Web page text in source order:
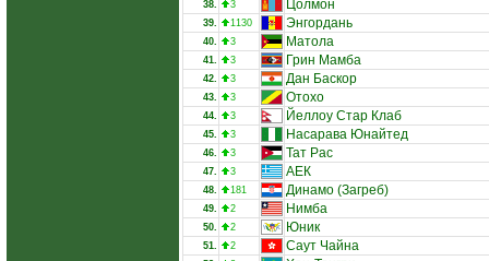
38. 3 Цолмон
39. 1130 Энгордань
40. 3 Матола
41. 3 Грин Мамба
42. 3 Дан Баскор
43. 3 Отохо
44. 3 Йеллоу Стар Клаб
45. 3 Насарава Юнайтед
46. 3 Тат Рас
47. 3 АЕК
48. 181 Динамо (Загреб)
49. 2 Нимба
50. 2 Юник
51. 2 Саут Чайна